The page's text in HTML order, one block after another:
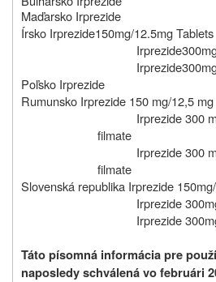
Maďarsko Irprezide
Írsko Irprezide150mg/12.5mg Tablets
Poľsko Irprezide
Rumunsko Irprezide 150 mg/12,5
Irprezide 300
filmate
Irprezide 300
filmate
Slovenská republika Irprezide
Irprezide
Irprezide
Táto písomná informácia pre
naposledy schválená vo februári